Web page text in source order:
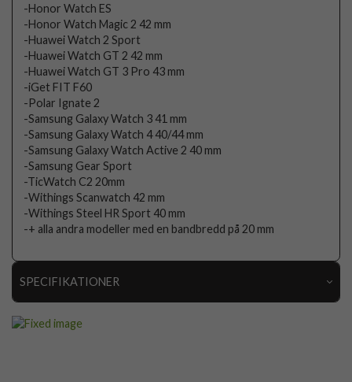
-Honor Watch ES
-Honor Watch Magic 2 42 mm
-Huawei Watch 2 Sport
-Huawei Watch GT 2 42 mm
-Huawei Watch GT 3 Pro 43 mm
-iGet FIT F60
-Polar Ignate 2
-Samsung Galaxy Watch 3 41 mm
-Samsung Galaxy Watch 4 40/44 mm
-Samsung Galaxy Watch Active 2 40 mm
-Samsung Gear Sport
-TicWatch C2 20mm
-Withings Scanwatch 42 mm
-Withings Steel HR Sport 40 mm
-+ alla andra modeller med en bandbredd på 20 mm
SPECIFIKATIONER